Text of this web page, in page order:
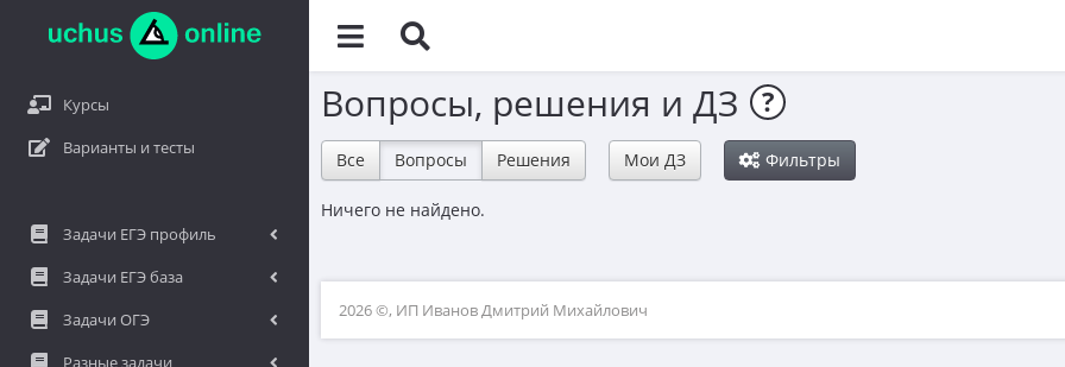
Курсы
Варианты и тесты
Задачи ЕГЭ профиль
Задачи ЕГЭ база
Задачи ОГЭ
Разные задачи
Вопросы, решения и ДЗ ?
Все Вопросы Решения Мои ДЗ Фильтры
Ничего не найдено.
2026 ©, ИП Иванов Дмитрий Михайлович